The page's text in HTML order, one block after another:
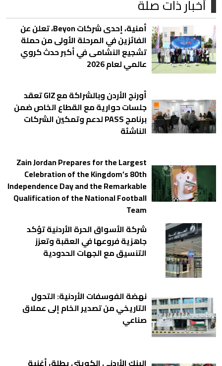
أخبار ذات صلة
أمنية، إحدى شركات Beyon، تعلن عن
الفائزين في المرحلة الأولى من حملة
تشجيع النشامى في أكبر حدث كروي
عالمي لعام 2026
أورنج الأردن وبالشراكة مع GIZ تعقد
جلسات حوارية مع القطاع الخاص ضمن
برنامج PASS لدعم وتمكين الشركات
الناشئة
Zain Jordan Prepares for the Largest
Celebration of the Kingdom’s 80th
Independence Day and the Remarkable
Qualification of the National Football
Team
شركة الأسواق الحرة الأردنية تؤكد
جاهزية فروعها في العقبة وتعزز
التنسيق مع الجهات الحدودية
نهضة الفوسفات الأردنية: التحول
التاريخي من تصدير الخام إلى عملاق
صناعي
البنك الأردني الكويتي يطلق أغنية